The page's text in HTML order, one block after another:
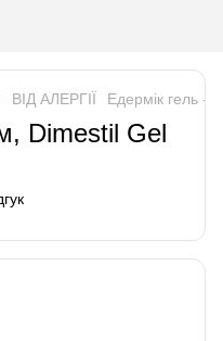
ВІД АЛЕРГІЇ Едермік гель -
Dimestil Gel